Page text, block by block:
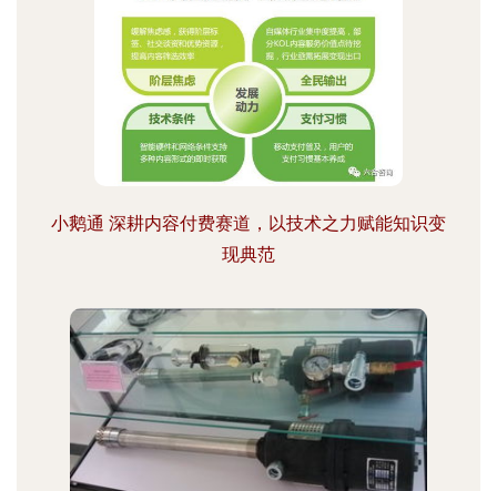
小鹅通 深耕内容付费赛道，以技术之力赋能知识变
现典范